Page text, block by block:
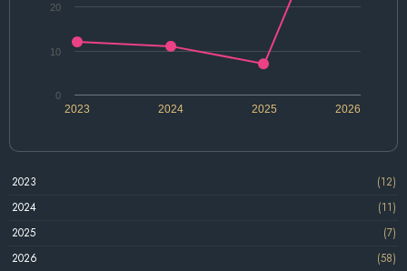
2024 2026
2023 2025
0
10
20
2023
(12)
2024
(11)
2025
(7)
2026
(58)